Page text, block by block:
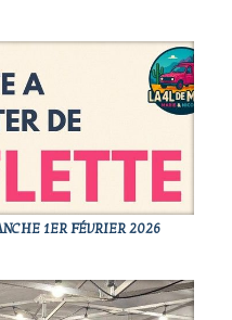
1ER FÉVRIER 2026